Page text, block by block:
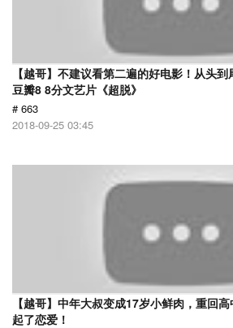
【越哥】不建议看第二遍的好电影！从头到
豆瓣8 8分文艺片《超脱》
# 663
2018-09-25 03:45
【越哥】中年大叔变成17岁小鲜肉，重回
起了恋爱！